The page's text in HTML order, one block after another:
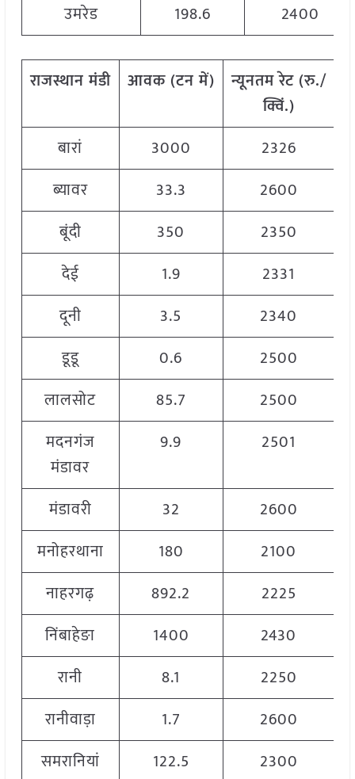
उमरेड
198.6 2400
राजस्थानमंडी आवक(टनमें) न्यूनतमरेट(रु./
क्विं.)
बारां 3000
2326
ब्यावर
33.3
2600
बूंदी
350
2350
देई
1.9
2331
दूनी
3.5
2340
डूडू
0.6
2500
लालसोट
85.7
2500
मदनगंज
मंडावर
9.9 2501
मंडावरी 32
2600
मनोहरथाना
180
2100
नाहरगढ़
892.2
2225
निंबाहेङा
1400
2430
रानी
8.1
2250
रानीवाड़ा
1.7
2600
समरानियां
122.5
2300